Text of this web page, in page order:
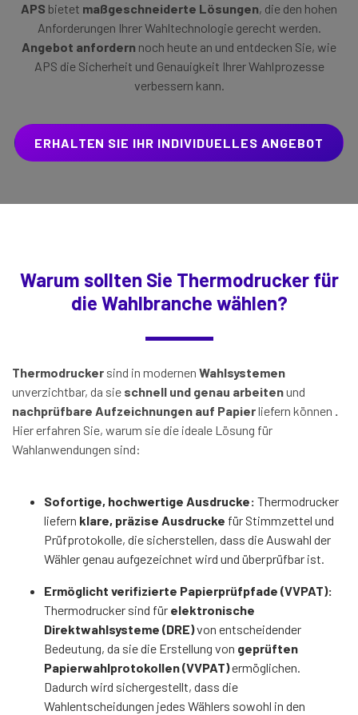
APS bietet maßgeschneiderte Lösungen, die den hohen
Anforderungen Ihrer Wahltechnologie gerecht werden.
Angebot anfordern noch heute an und entdecken Sie, wie
APS die Sicherheit und Genauigkeit Ihrer Wahlprozesse
verbessern kann.
ERHALTEN SIE IHR INDIVIDUELLES ANGEBOT
Warum sollten Sie Thermodrucker für
die Wahlbranche wählen?
Thermodrucker sind in modernen Wahlsystemen
unverzichtbar, da sie schnell und genau arbeitenund
nachprüfbare Aufzeichnungen auf Papierliefern können .
Hier erfahren Sie, warum sie die ideale Lösung für
Wahlanwendungen sind:
Sofortige, hochwertige Ausdrucke: Thermodrucker
liefern klare, präzise Ausdrucke für Stimmzettel und
Prüfprotokolle, die sicherstellen, dass die Auswahl der
Wähler genau aufgezeichnet wird und überprüfbar ist.
Ermöglicht verifizierte Papierprüfpfade (VVPAT):
Thermodrucker sind für elektronische
Direktwahlsysteme (DRE)von entscheidender
Bedeutung, da sie die Erstellung von geprüften
Papierwahlprotokollen (VVPAT)ermöglichen.
Dadurch wird sichergestellt, dass die
Wahlentscheidungen jedes Wählers sowohl in den